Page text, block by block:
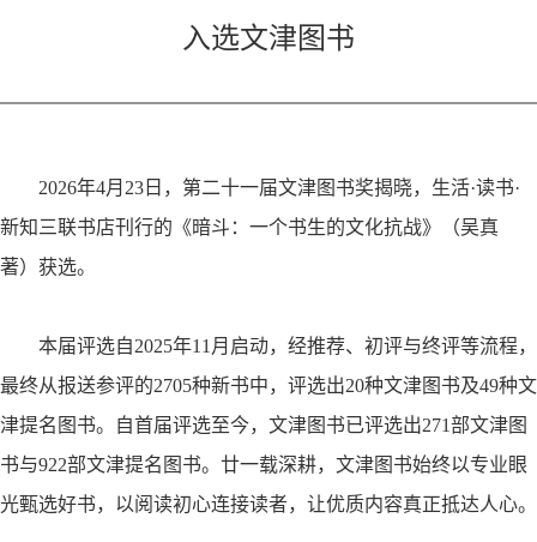
入选文津图书
2026年4月 23 日，第二十一届文津图书奖揭晓，生活·读书·
新知三联书店刊行的《暗斗：一个书生的文化抗战》（吴真
著）获选。
本届评选自2025年11月启动，经推荐、初评与终评等流程，
最终从报送参评的2705种新书中，评选出20种文津图书及49种文
津提名图书。自首届评选至今，文津图书已评选出271部文津图
书与922部文津提名图书。廿一载深耕，文津图书始终以专业眼
光甄选好书，以阅读初心连接读者，让优质内容真正抵达人心。